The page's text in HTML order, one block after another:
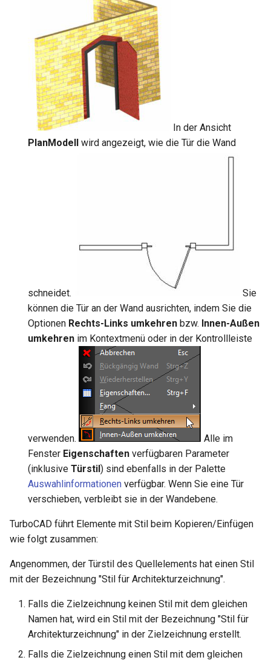
In der Ansicht
PlanModell wird angezeigt, wie die Tür die Wand
schneidet.
Sie
können die Tür an der Wand ausrichten, indem Sie die
Optionen Rechts-Links umkehren bzw. Innen-Außen
umkehren im Kontextmenü oder in der Kontrollleiste
verwenden.
Alle im
Fenster Eigenschaften verfügbaren Parameter
(inklusive Türstil) sind ebenfalls in der Palette
Auswahlinformationen verfügbar. Wenn Sie eine Tür
verschieben, verbleibt sie in der Wandebene.
TurboCAD führt Elemente mit Stil beim Kopieren/Einfügen
wie folgt zusammen:
Angenommen, der Türstil des Quellelements hat einen Stil
mit der Bezeichnung "Stil für Architekturzeichnung".
Falls die Zielzeichnung keinen Stil mit dem gleichen
Namen hat, wird ein Stil mit der Bezeichnung "Stil für
Architekturzeichnung" in der Zielzeichnung erstellt.
Falls die Zielzeichnung einen Stil mit dem gleichen